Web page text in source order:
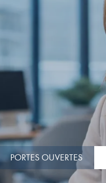
PORTES OUVERTES